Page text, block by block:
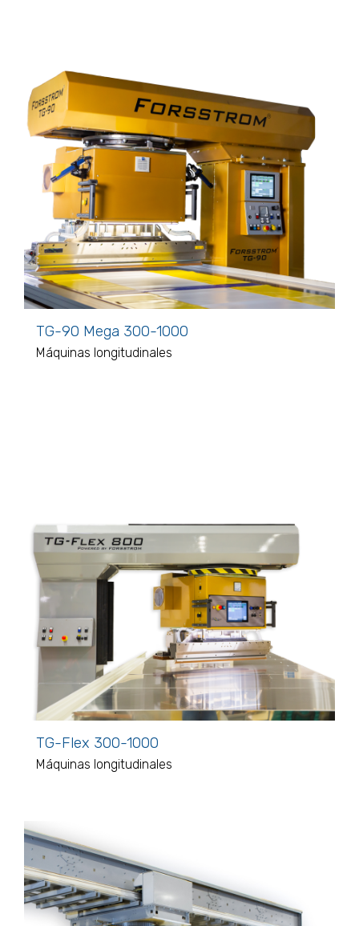
TG-90 Mega 300-1000
Máquinas longitudinales
TG-Flex 300-1000
Máquinas longitudinales